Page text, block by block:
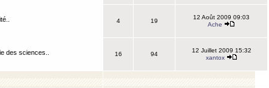
4 19
12 Août 2009 09:03
Ache
des sciences..
16 94
12 Juillet 2009 15:32
xantox